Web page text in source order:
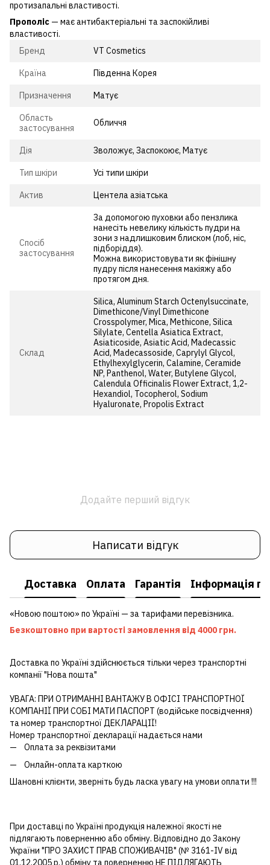
протизапальні властивості.
Прополіс — має антибактеріальні та заспокійливі
властивості.
Бренд
VT Cosmetics
Країна Південна Корея
Призначення Матує
Область
застосування
Обличчя
Дія Зволожує, Заспокоює, Матує
Тип шкіри Усі типи шкіри
Актив Центела азіатська
Спосіб
застосування
За допомогою пуховки або пензлика
нанесіть невелику кількість пудри на
зони з надлишковим блиском (лоб, ніс,
підборіддя).
Можна використовувати як фінішну
пудру після нанесення макіяжу або
протягом дня.
Cклад
Silica, Aluminum Starch Octenylsuccinate,
Dimethicone/Vinyl Dimethicone
Crosspolymer, Mica, Methicone, Silica
Silylate, Centella Asiatica Extract,
Asiaticoside, Asiatic Acid, Madecassic
Acid, Madecassoside, Caprylyl Glycol,
Ethylhexylglycerin, Calamine, Ceramide
NP, Panthenol, Water, Butylene Glycol,
Calendula Officinalis Flower Extract, 1,2-
Hexandiol, Tocopherol, Sodium
Hyaluronate, Propolis Extract
Додайте перший відгук
Написати відгук
Доставка Оплата Гарантія Інформація
«Новою поштою» по Україні — за тарифами перевізника.
Безкоштовно при вартості замовлення від 4000 грн.
Доставка по Україні здійснюється тільки через транспортні
компанії "Нова пошта"
УВАГА: ПРИ ОТРИМАННІ ВАНТАЖУ В ОФІСІ ТРАНСПОРТНОЇ
КОМПАНІЇ ПРИ СОБІ МАТИ ПАСПОРТ (водійське посвідчення)
та номер транспортної ДЕКЛАРАЦІЇ!
Номер транспортної декларації надається нами
Оплата за реквізитами
Онлайн-оплата карткою
Шановні клієнти, зверніть будь ласка увагу на умови оплати !!!
При доставці по Україні продукція належної якості не
підлягають поверненню або обміну. Відповідно до Закону
України "ПРО ЗАХИСТ ПРАВ СПОЖИВАЧІВ" (№ 3161-IV від
01.12.2005 р.) обміну та поверненню НЕ ПІДЛЯГАЮТЬ